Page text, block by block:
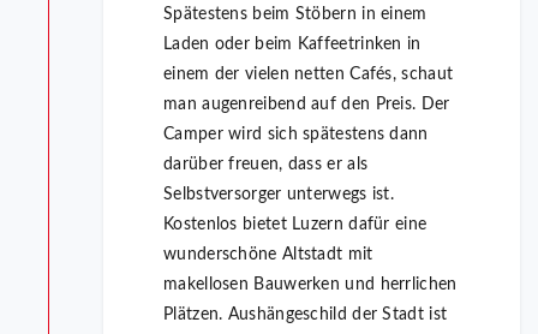
Spätestens beim Stöbern in einem
Laden oder beim Kaffeetrinken in
einem der vielen netten Cafés, schaut
man augenreibend auf den Preis. Der
Camper wird sich spätestens dann
darüber freuen, dass er als
Selbstversorger unterwegs ist.
Kostenlos bietet Luzern dafür eine
wunderschöne Altstadt mit
makellosen Bauwerken und herrlichen
Plätzen. Aushängeschild der Stadt ist